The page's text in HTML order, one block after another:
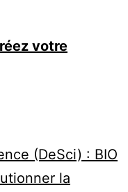
votre
(DeSci) : BIO
la